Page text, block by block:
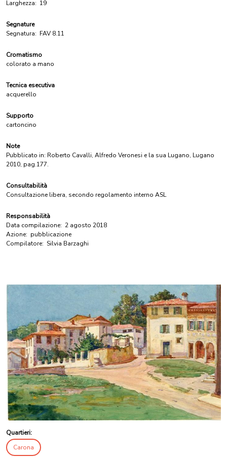
Larghezza: 19
Segnature
Segnatura: FAV 8.11
Cromatismo
colorato a mano
Tecnica esecutiva
acquerello
Supporto
cartoncino
Note
Pubblicato in: Roberto Cavalli, Alfredo Veronesi e la sua Lugano, Lugano
2010, pag.177.
Consultabilità
Consultazione libera, secondo regolamento interno ASL
Responsabilità
Data compilazione: 2 agosto 2018
Azione: pubblicazione
Compilatore: Silvia Barzaghi
Quartieri:
Carona